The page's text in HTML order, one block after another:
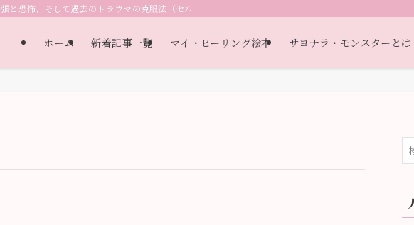
と恐怖、そして過去のトラウマの克服法（セルフヘルプ教材）（自己認識・自己理解・自己受容・過去
ホーム 新着記事一覧 マイ・ヒーリング絵本 サヨナラ・モンスターとは